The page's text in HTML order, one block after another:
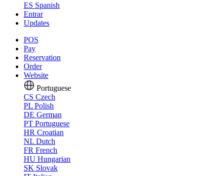
ES Spanish
Entrar
Updates
POS
Pay
Reservation
Order
Website
Portuguese
CS Czech
PL Polish
DE German
PT Portuguese
HR Croatian
NL Dutch
FR French
HU Hungarian
SK Slovak